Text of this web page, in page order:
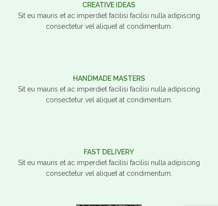
CREATIVE IDEAS
Sit eu mauris et ac imperdiet facilisi facilisi nulla adipiscing
consectetur vel aliquet at condimentum.
HANDMADE MASTERS
Sit eu mauris et ac imperdiet facilisi facilisi nulla adipiscing
consectetur vel aliquet at condimentum.
FAST DELIVERY
Sit eu mauris et ac imperdiet facilisi facilisi nulla adipiscing
consectetur vel aliquet at condimentum.